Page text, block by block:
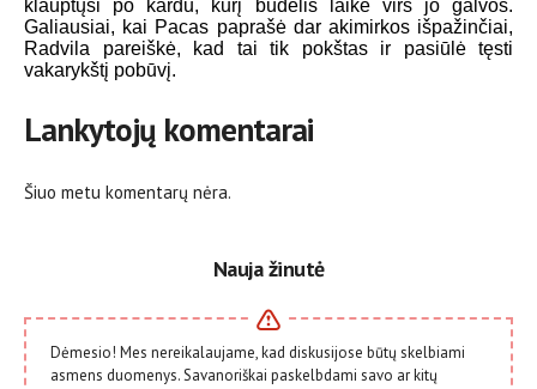
klauptųsi po kardu, kurį budelis laikė virš jo galvos.
Galiausiai, kai Pacas paprašė dar akimirkos išpažinčiai,
Radvila pareiškė, kad tai tik pokštas ir pasiūlė tęsti
vakarykštį pobūvį.
Lankytojų komentarai
Šiuo metu komentarų nėra.
Nauja žinutė
Dėmesio! Mes nereikalaujame, kad diskusijose būtų skelbiami
asmens duomenys. Savanoriškai paskelbdami savo ar kitų